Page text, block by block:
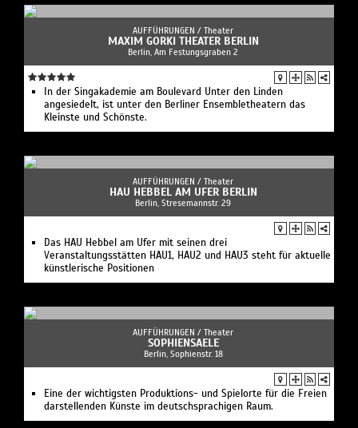
AUFFÜHRUNGEN / Theater
MAXIM GORKI THEATER BERLIN
Berlin, Am Festungsgraben 2
In der Singakademie am Boulevard Unter den Linden
angesiedelt, ist unter den Berliner Ensembletheatern das
Kleinste und Schönste.
AUFFÜHRUNGEN / Theater
HAU HEBBEL AM UFER BERLIN
Berlin, Stresemannstr. 29
Das HAU Hebbel am Ufer mit seinen drei
Veranstaltungsstätten HAU1, HAU2 und HAU3 steht für aktuelle
künstlerische Positionen
AUFFÜHRUNGEN / Theater
SOPHIENSAELE
Berlin, Sophienstr. 18
Eine der wichtigsten Produktions- und Spielorte für die Freien
darstellenden Künste im deutschsprachigen Raum.